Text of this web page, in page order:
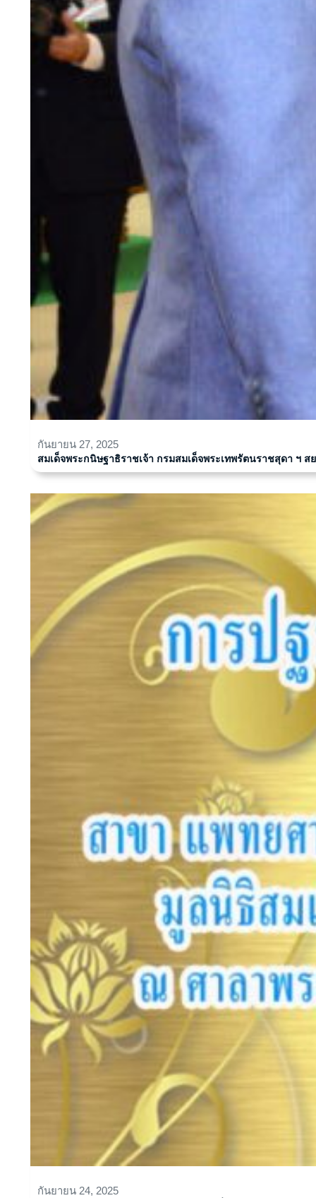
กันยายน 27, 2025
สมเด็จพระกนิษฐาธิราชเจ้า กรมสมเด็จพระเทพรัตนราชสุดา ฯ
กันยายน 24, 2025